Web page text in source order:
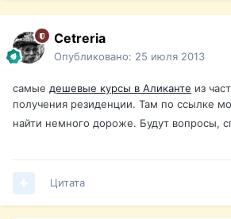
Cetreria
Опубликовано: 25 июля 2013
самые дешевые курсы в Аликанте из
получения резиденции. Там по ссылке
найти немного дороже. Будут вопросы,
Цитата